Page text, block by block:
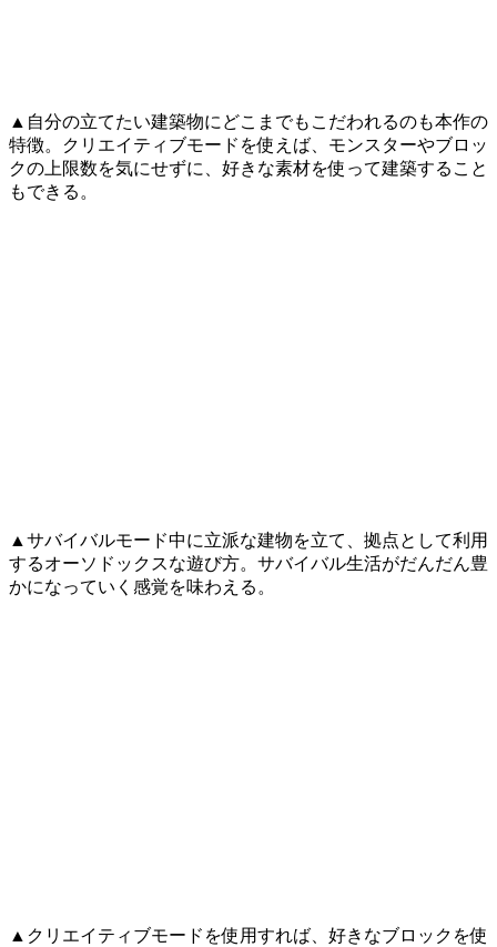
▲自分の立てたい建築物にどこまでもこだわれるのも本作の
特徴。クリエイティブモードを使えば、モンスターやブロッ
クの上限数を気にせずに、好きな素材を使って建築すること
もできる。
▲サバイバルモード中に立派な建物を立て、拠点として利用
するオーソドックスな遊び方。サバイバル生活がだんだん豊
かになっていく感覚を味わえる。
▲クリエイティブモードを使用すれば、好きなブロックを使